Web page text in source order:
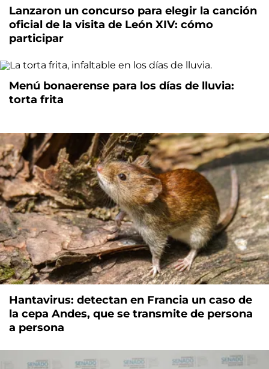
Lanzaron un concurso para elegir la canción
oficial de la visita de León XIV: cómo
participar
Menú bonaerense para los días de lluvia:
torta frita
Hantavirus: detectan en Francia un caso de
la cepa Andes, que se transmite de persona
a persona